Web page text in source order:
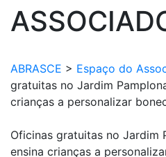
ABRASCE > Espaço do
gratuitas no Jardim
crianças a personalizar
Oficinas gratuitas no Jardim
ensina crianças a